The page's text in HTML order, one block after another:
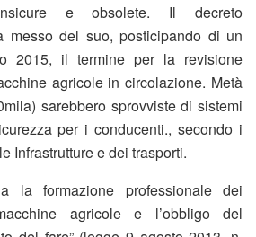
e obsolete. Il decreto
messo del suo, posticipando di un
2015, il termine per la revisione
agricole in circolazione. Metà
sarebbero sprovviste di sistemi
per i conducenti., secondo i
Infrastrutture e dei trasporti.
la formazione professionale dei
agricole e l’obbligo del